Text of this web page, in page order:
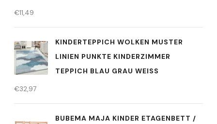
€11,49
KINDERTEPPICH WOLKEN MUSTER
LINIEN PUNKTE KINDERZIMMER
TEPPICH BLAU GRAU WEISS
€32,97
BUBEMA MAJA KINDER ETAGENBETT /